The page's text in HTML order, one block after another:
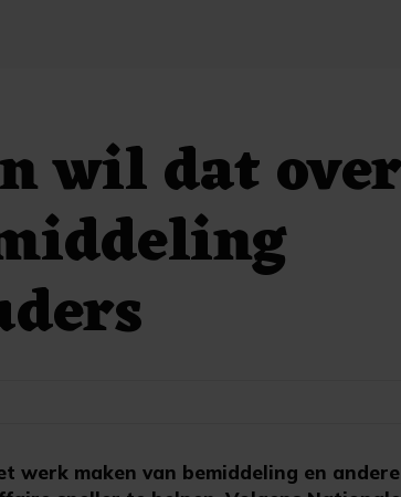
wil dat
werk maken van bemiddeling en